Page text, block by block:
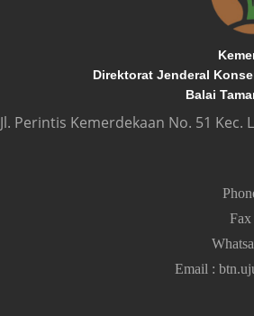
Direktorat Jenderal
Balai
Jl. Perintis Kemerdekaan No. 51
Fax
Email :